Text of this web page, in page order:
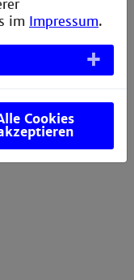
im Impressum.
Cookies